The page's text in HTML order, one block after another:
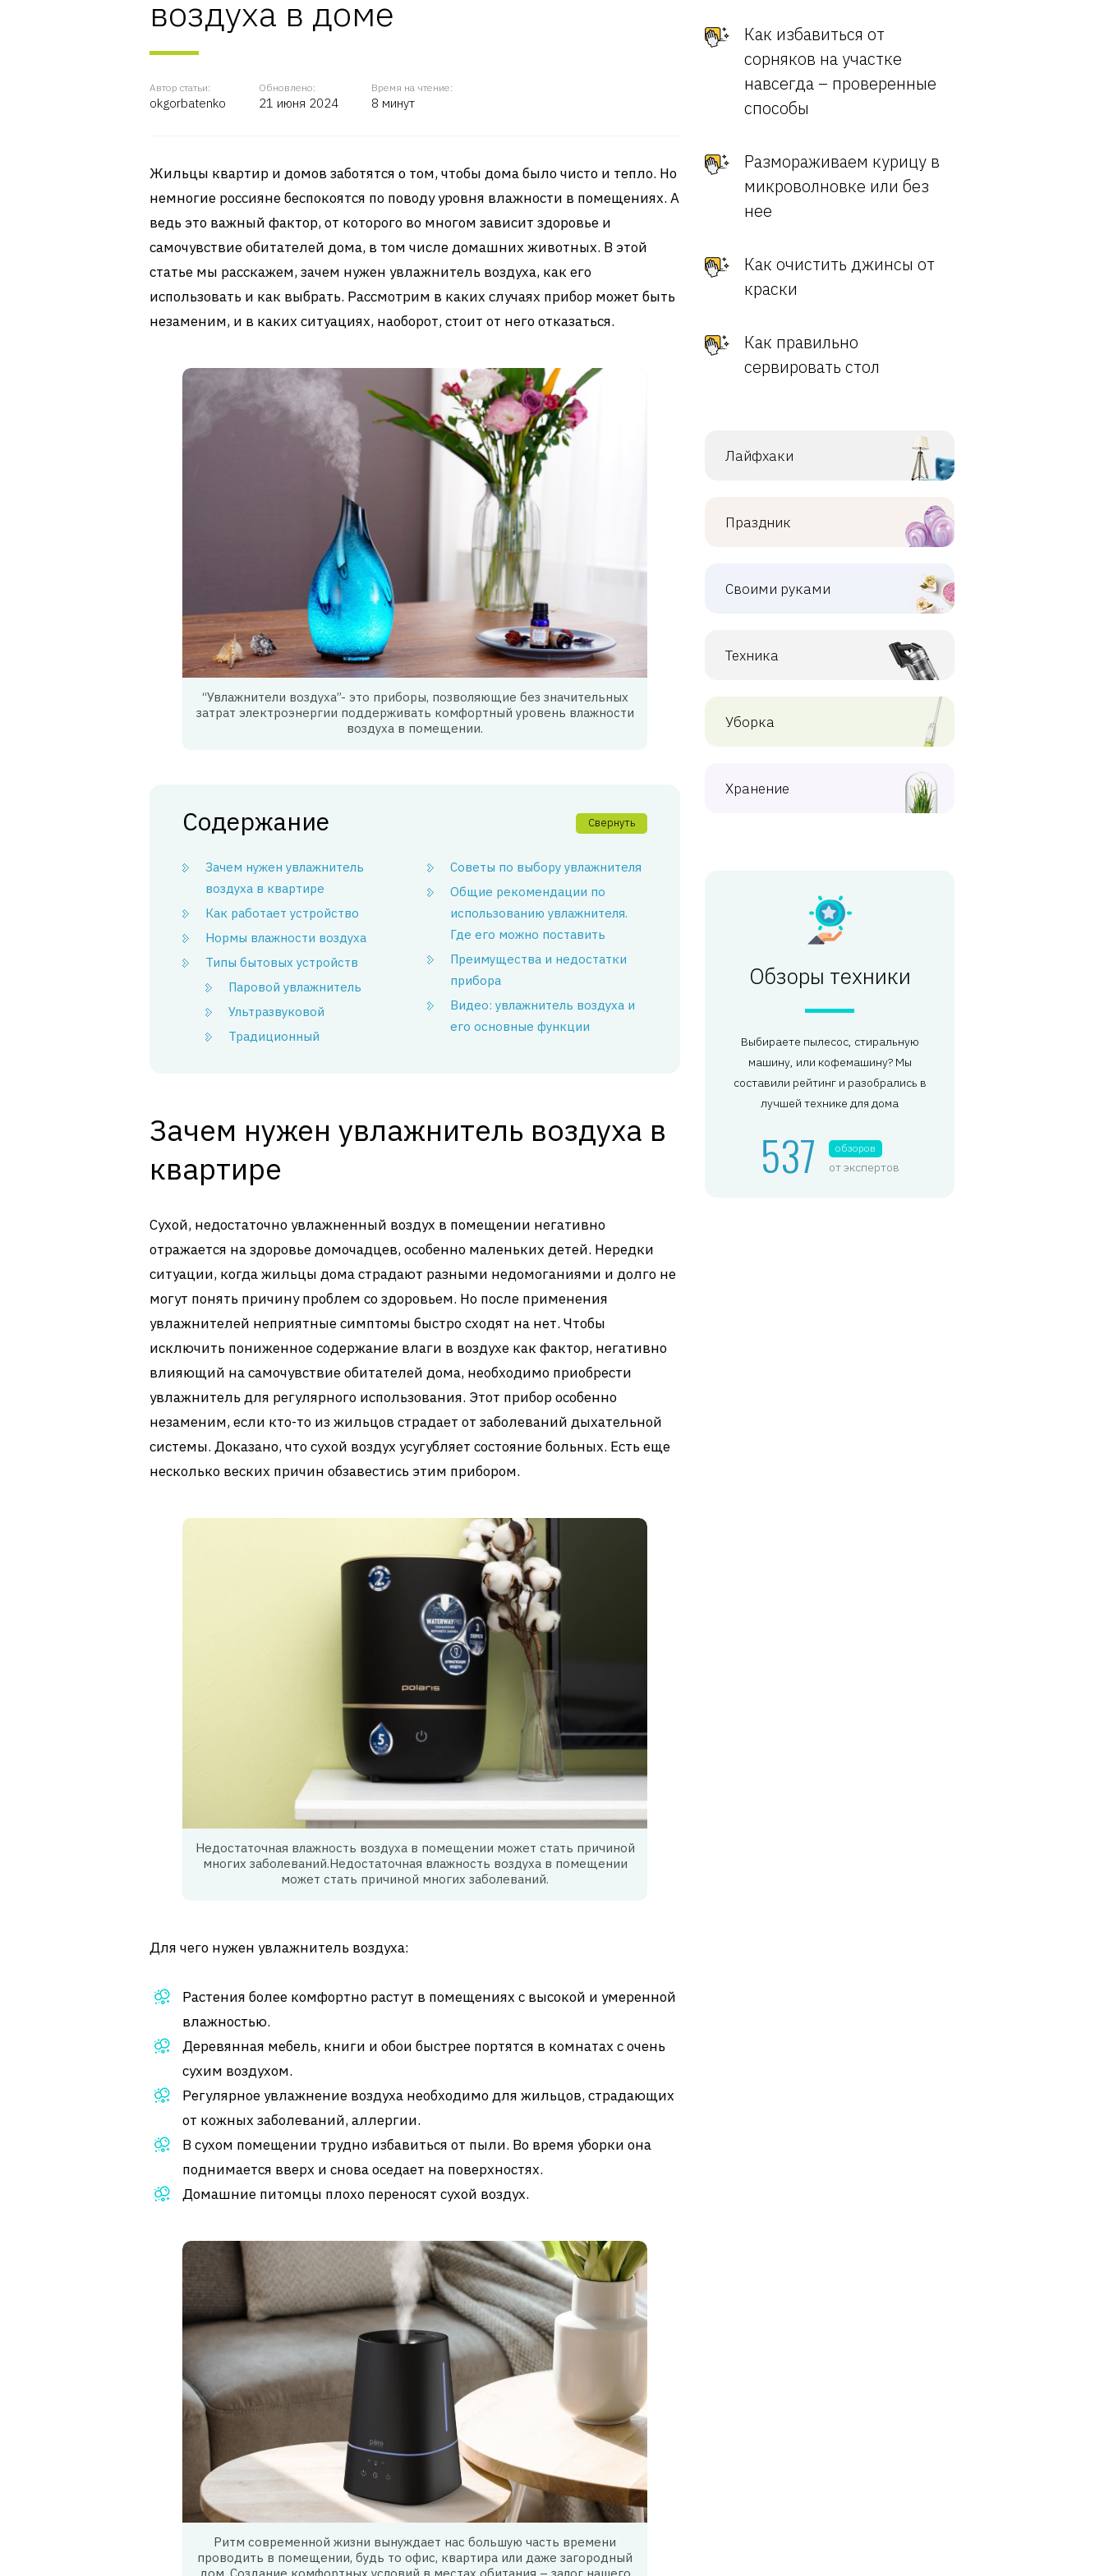
воздуха в доме
Автор статьи:
okgorbatenko
Обновлено:
21 июня 2024
Время на чтение:
8 минут
Жильцы квартир и домов заботятся о том, чтобы дома было чисто и тепло. Но
немногие россияне беспокоятся по поводу уровня влажности в помещениях. А
ведь это важный фактор, от которого во многом зависит здоровье и
самочувствие обитателей дома, в том числе домашних животных. В этой
статье мы расскажем, зачем нужен увлажнитель воздуха, как его
использовать и как выбрать. Рассмотрим в каких случаях прибор может быть
незаменим, и в каких ситуациях, наоборот, стоит от него отказаться.
“Увлажнители воздуха”- это приборы, позволяющие без значительных
затрат электроэнергии поддерживать комфортный уровень влажности
воздуха в помещении.
Содержание Свернуть
Зачем нужен увлажнитель
воздуха в квартире
Как работает устройство
Нормы влажности воздуха
Типы бытовых устройств
Паровой увлажнитель
Ультразвуковой
Традиционный
Советы по выбору увлажнителя
Общие рекомендации по
использованию увлажнителя.
Где его можно поставить
Преимущества и недостатки
прибора
Видео: увлажнитель воздуха и
его основные функции
Зачем нужен увлажнитель воздуха в
квартире
Сухой, недостаточно увлажненный воздух в помещении негативно
отражается на здоровье домочадцев, особенно маленьких детей. Нередки
ситуации, когда жильцы дома страдают разными недомоганиями и долго не
могут понять причину проблем со здоровьем. Но после применения
увлажнителей неприятные симптомы быстро сходят на нет. Чтобы
исключить пониженное содержание влаги в воздухе как фактор, негативно
влияющий на самочувствие обитателей дома, необходимо приобрести
увлажнитель для регулярного использования. Этот прибор особенно
незаменим, если кто-то из жильцов страдает от заболеваний дыхательной
системы. Доказано, что сухой воздух усугубляет состояние больных. Есть еще
несколько веских причин обзавестись этим прибором.
Недостаточная влажность воздуха в помещении может стать причиной
многих заболеваний.Недостаточная влажность воздуха в помещении
может стать причиной многих заболеваний.
Для чего нужен увлажнитель воздуха:
Растения более комфортно растут в помещениях с высокой и умеренной
влажностью.
Деревянная мебель, книги и обои быстрее портятся в комнатах с очень
сухим воздухом.
Регулярное увлажнение воздуха необходимо для жильцов, страдающих
от кожных заболеваний, аллергии.
В сухом помещении трудно избавиться от пыли. Во время уборки она
поднимается вверх и снова оседает на поверхностях.
Домашние питомцы плохо переносят сухой воздух.
Ритм современной жизни вынуждает нас большую часть времени
проводить в помещении, будь то офис, квартира или даже загородный
Как избавиться от
сорняков на участке
навсегда – проверенные
способы
Размораживаем курицу в
микроволновке или без
нее
Как очистить джинсы от
краски
Как правильно
сервировать стол
Лайфхаки
Праздник
Своими руками
Техника
Уборка
Хранение
Обзоры техники
Выбираете пылесос, стиральную
машину, или кофемашину? Мы
составили рейтинг и разобрались в
лучшей технике для дома
537 обзоров
от экспертов